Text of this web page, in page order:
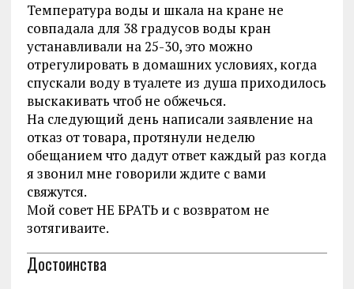
Температура воды и шкала на кране не
совпадала для 38 градусов воды кран
устанавливали на 25-30, это можно
отрегулировать в домашних условиях, когда
спускали воду в туалете из душа приходилось
выскакивать чтоб не обжечься.
На следующий день написали заявление на
отказ от товара, протянули неделю
обещанием что дадут ответ каждый раз когда
я звонил мне говорили ждите с вами
свяжутся.
Мой совет НЕ БРАТЬ и с возвратом не
зотягиваите.
Достоинства